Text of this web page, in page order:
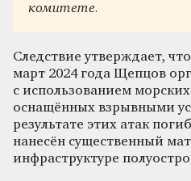
комитете.
Следствие утверждает,
март 2024 года Щепцов
с использованием
оснащённых взрывными
результате этих атак
нанесён существенный
инфраструктуре